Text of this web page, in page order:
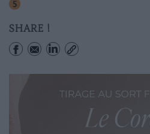
SHARE !